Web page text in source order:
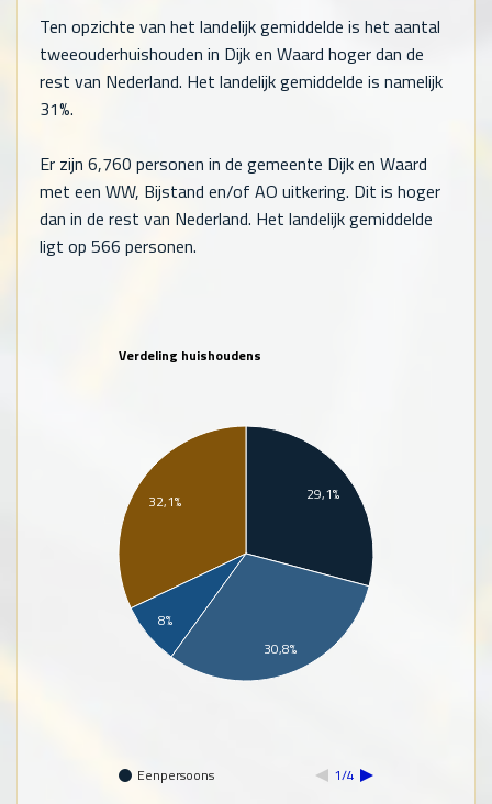
Ten opzichte van het landelijk gemiddelde is het aantal
tweeouderhuishouden in Dijk en Waard hoger dan de
rest van Nederland. Het landelijk gemiddelde is namelijk
31%.
Er zijn 6,760 personen in de gemeente Dijk en Waard
met een WW, Bijstand en/of AO uitkering. Dit is hoger
dan in de rest van Nederland. Het landelijk gemiddelde
ligt op 566 personen.
Verdeling huishoudens
Eenpersoons 1/4
29,1%
32,1%
8%
30,8%